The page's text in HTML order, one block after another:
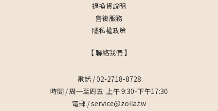
退換貨說明
售後服務
隱私權政策
【 聯絡我們 】
電話 / 02-2718-8728
時間 / 周一至周五 上午 9:30-下午17:30
電郵 / service@zoila.tw